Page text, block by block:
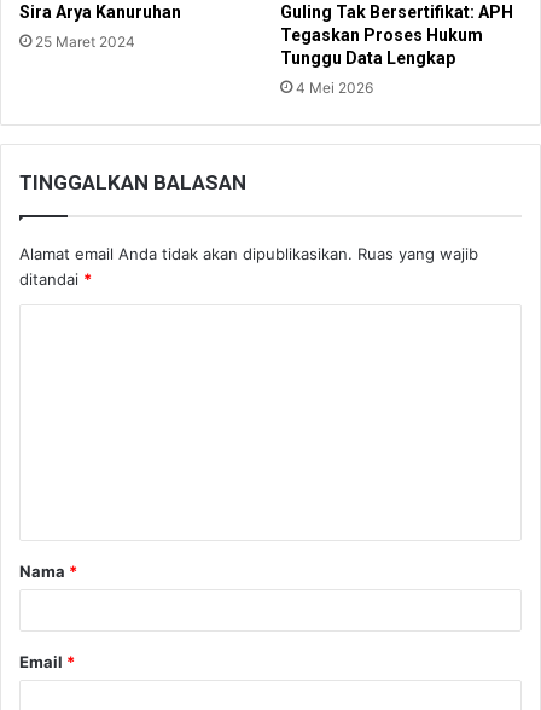
Sira Arya Kanuruhan
25 Maret 2024
Guling Tak Bersertifikat: APH
Tegaskan Proses Hukum
Tunggu Data Lengkap
4 Mei 2026
TINGGALKAN BALASAN
Alamat email Anda tidak akan dipublikasikan. Ruas yang wajib
ditandai *
a
r
Nama *
Email *